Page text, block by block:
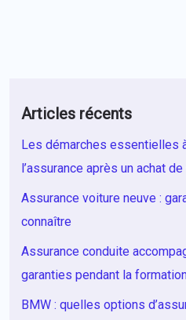
Articles récents
Les démarches essentielles
l’assurance après un achat
Assurance voiture neuve :
connaître
Assurance conduite
garanties pendant la
BMW : quelles options